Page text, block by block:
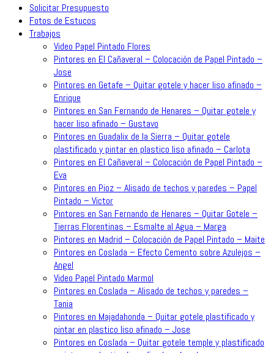
Solicitar Presupuesto
Fotos de Estucos
Trabajos
Video Papel Pintado Flores
Pintores en El Cañaveral – Colocación de Papel Pintado –
Jose
Pintores en Getafe – Quitar gotele y hacer liso afinado –
Enrique
Pintores en San Fernando de Henares – Quitar gotele y
hacer liso afinado – Gustavo
Pintores en Guadalix de la Sierra – Quitar gotele
plastificado y pintar en plastico liso afinado – Carlota
Pintores en El Cañaveral – Colocación de Papel Pintado –
Eva
Pintores en Pioz – Alisado de techos y paredes – Papel
Pintado – Victor
Pintores en San Fernando de Henares – Quitar Gotele –
Tierras Florentinas – Esmalte al Agua – Marga
Pintores en Madrid – Colocación de Papel Pintado – Maite
Pintores en Coslada – Efecto Cemento sobre Azulejos –
Angel
Video Papel Pintado Marmol
Pintores en Coslada – Alisado de techos y paredes –
Tania
Pintores en Majadahonda – Quitar gotele plastificado y
pintar en plastico liso afinado – Jose
Pintores en Coslada – Quitar gotele temple y plastificado